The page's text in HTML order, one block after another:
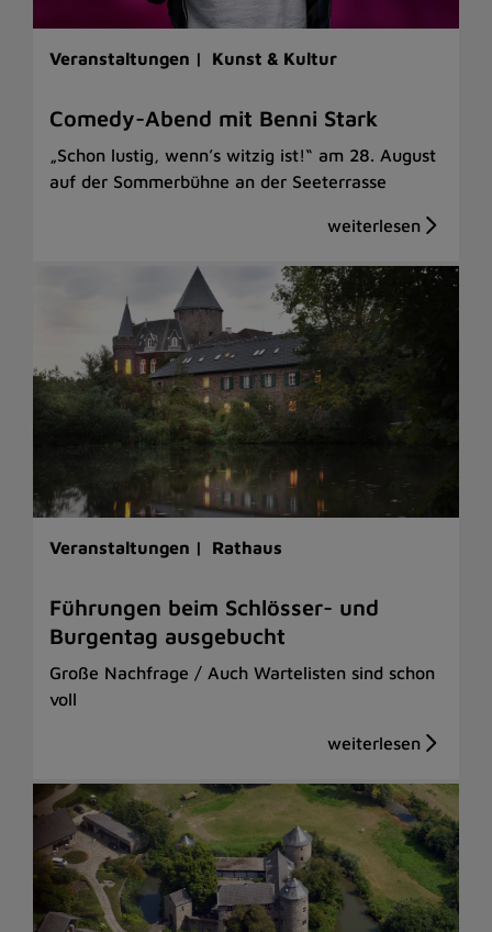
Veranstaltungen | Kunst & Kultur
Comedy-Abend mit Benni Stark
„Schon lustig, wenn’s witzig ist!“ am 28. August
auf der Sommerbühne an der Seeterrasse
Veranstaltungen | Rathaus
Führungen beim Schlösser- und
Burgentag ausgebucht
Große Nachfrage / Auch Wartelisten sind schon
voll